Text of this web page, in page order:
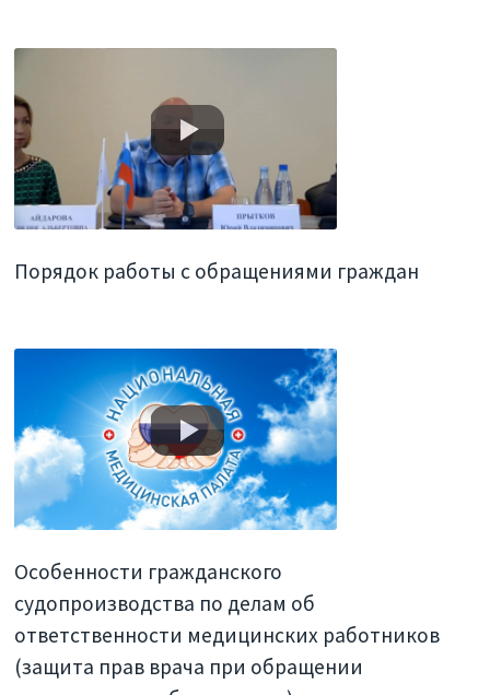
Порядок работы с обращениями граждан
Особенности гражданского
судопроизводства по делам об
ответственности медицинских работников
(защита прав врача при обращении